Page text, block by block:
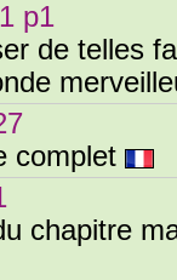
p1
de telles
complet
chapitre